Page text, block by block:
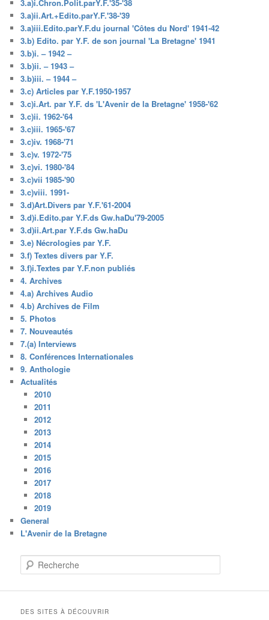
3.a)i.Chron.Polit.parY.F.'35-'38
3.a)ii.Art.+Edito.parY.F.'38-'39
3.a)iii.Edito.parY.F.du journal 'Côtes du Nord' 1941-42
3.b) Edito. par Y.F. de son journal 'La Bretagne' 1941
3.b)i. – 1942 –
3.b)ii. – 1943 –
3.b)iii. – 1944 –
3.c) Articles par Y.F.1950-1957
3.c)i.Art. par Y.F. ds 'L'Avenir de la Bretagne' 1958-'62
3.c)ii. 1962-'64
3.c)iii. 1965-'67
3.c)iv. 1968-'71
3.c)v. 1972-'75
3.c)vi. 1980-'84
3.c)vii 1985-'90
3.c)viii. 1991-
3.d)Art.Divers par Y.F.'61-2004
3.d)i.Edito.par Y.F.ds Gw.haDu'79-2005
3.d)ii.Art.par Y.F.ds Gw.haDu
3.e) Nécrologies par Y.F.
3.f) Textes divers par Y.F.
3.f)i.Textes par Y.F.non publiés
4. Archives
4.a) Archives Audio
4.b) Archives de Film
5. Photos
7. Nouveautés
7.(a) Interviews
8. Conférences Internationales
9. Anthologie
Actualités
2010
2011
2012
2013
2014
2015
2016
2017
2018
2019
General
L'Avenir de la Bretagne
e
DES SITES À DÉCOUVRIR